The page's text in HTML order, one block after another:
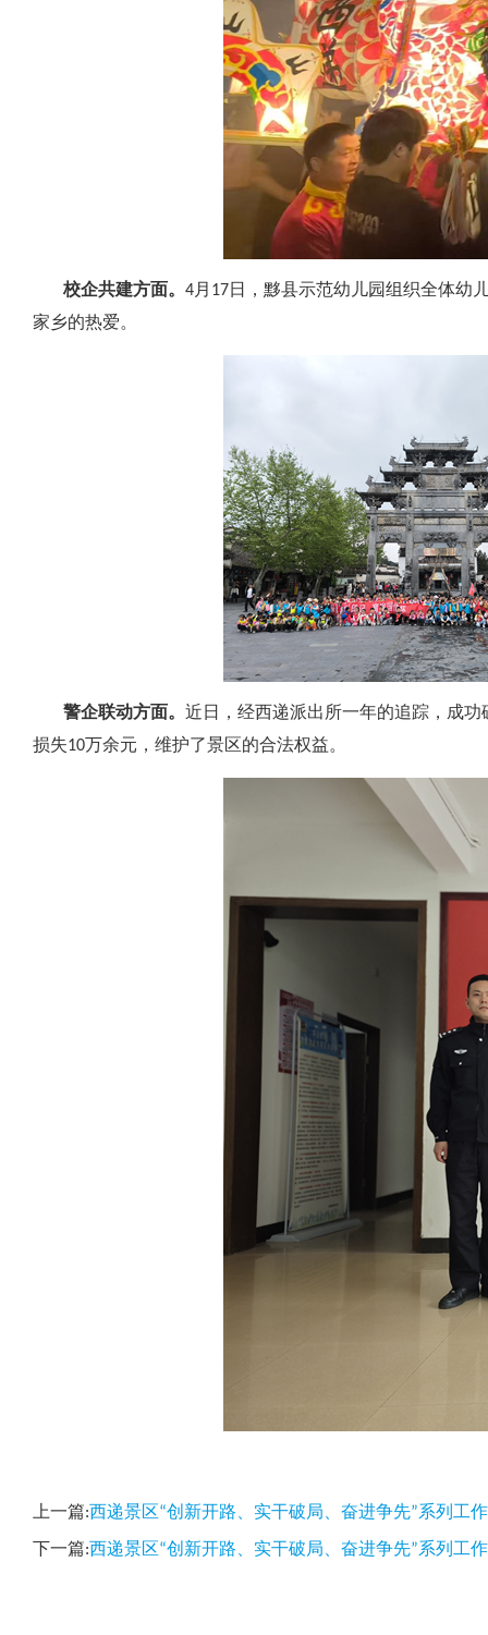
校企共建方面。 4月17日，黟县示范幼儿园组织全体幼
家乡的热爱。
警企联动方面。 近日，经西递派出所一年的追踪，成
损失10万余元，维护了景区的合法权益。
上一篇:西递景区“创新开路、实干破局、奋进争先”系列工
下一篇:西递景区“创新开路、实干破局、奋进争先”系列工